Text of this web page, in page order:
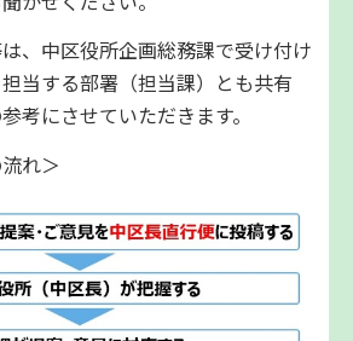
、中区役所企画総務課で受け付け
当する部署（担当課）とも共有
考にさせていただきます。
れ＞